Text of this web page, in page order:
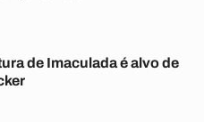
de Imaculada é alvo de